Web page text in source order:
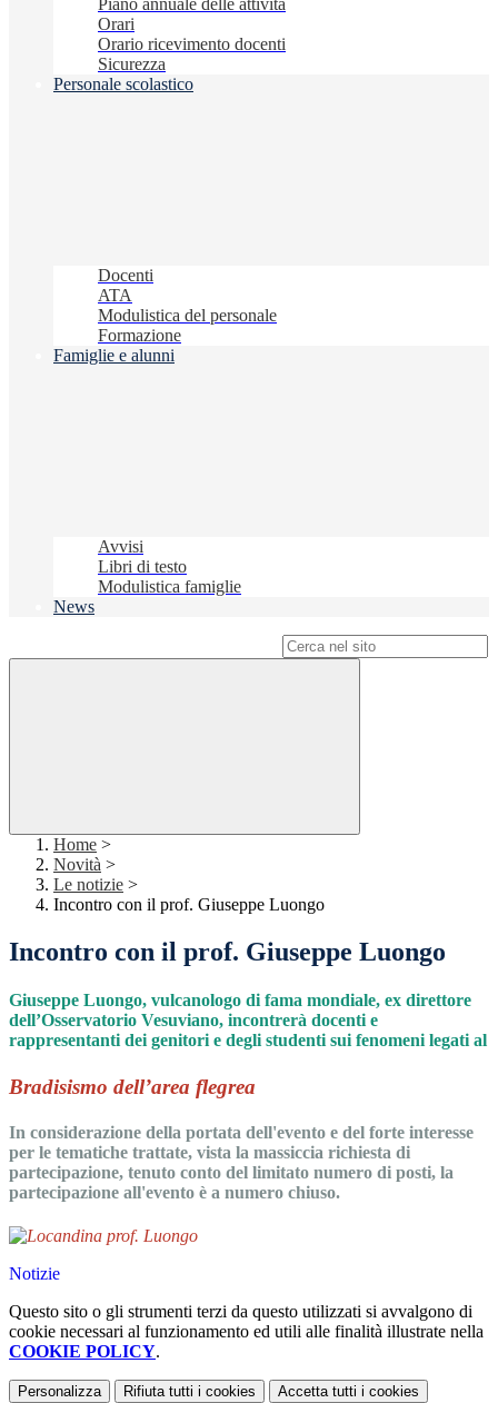
Piano annuale delle attività
Orari
Orario ricevimento docenti
Sicurezza
Personale scolastico
Docenti
ATA
Modulistica del personale
Formazione
Famiglie e alunni
Avvisi
Libri di testo
Modulistica famiglie
News
Home >
Novità >
Le notizie >
Incontro con il prof. Giuseppe Luongo
Incontro con il prof. Giuseppe Luongo
Giuseppe Luongo, vulcanologo di fama mondiale, ex direttore
dell’Osservatorio Vesuviano, incontrerà docenti e
rappresentanti dei genitori e degli studenti sui fenomeni legati al
Bradisismo dell’area flegrea
In considerazione della portata dell'evento e del forte interesse
per le tematiche trattate, vista la massiccia richiesta di
partecipazione, tenuto conto del limitato numero di posti, la
partecipazione all'evento è a numero chiuso.
Notizie
Questo sito o gli strumenti terzi da questo utilizzati si avvalgono di
cookie necessari al funzionamento ed utili alle finalità illustrate nella
COOKIE POLICY.
Personalizza Rifiuta tutti i cookies Accetta tutti i cookies